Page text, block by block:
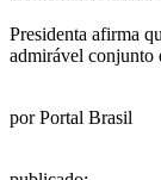
Presidenta afirma
admirável conjunto
porPortal Brasil